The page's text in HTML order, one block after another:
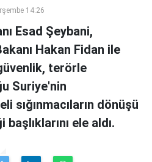
14:26
Esad Şeybani,
Hakan Fidan ile
terörle
Suriye'nin
sığınmacıların dönüşü
ele aldı.